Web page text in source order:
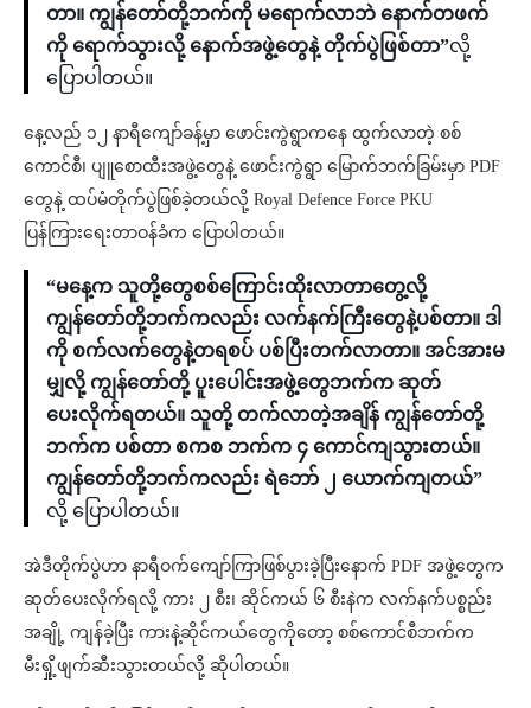
တာ။ ကျွန်တော်တို့ဘက်ကို မရောက်လာဘဲ နောက်တဖက်
ကို ရောက်သွားလို့ နောက်အဖွဲ့တွေနဲ့ တိုက်ပွဲ​ဖြစ်တာ”လို့
ပြောပါတယ်။
နေ့လည် ၁၂ နာရီကျော်ခန့်မှာ ဖောင်းကွဲရွာကနေ ထွက်လာတဲ့ စစ်
ကောင်စီ၊ ပျူစောထီးအဖွဲ့တွေနဲ့ ဖောင်းကွဲရွာ မြောက်ဘက်ခြမ်းမှာ PDF
တွေနဲ့ ထပ်မံတိုက်ပွဲဖြစ်ခဲ့တယ်လို့ Royal Defence Force PKU
ပြန်ကြားရေးတာဝန်ခံက ပြောပါတယ်။
“မနေ့က သူတို့တွေစစ်ကြောင်းထိုးလာတာတွေ့လို့
ကျွန်တော်တို့ဘက်ကလည်း လက်နက်ကြီးတွေနဲ့ပစ်တာ။ ဒါ
ကို စက်လက်တွေနဲ့တရစပ် ပစ်ပြီးတက်လာတာ။ အင်အားမ
မျှလို့ ကျွန်တော်တို့ ပူး​ပေါင်းအဖွဲ့တွေဘက်က ဆုတ်
ပေးလိုက်ရတယ်။ သူတို့ တက်လာတဲ့အချိန် ကျွန်တော်တို့
ဘက်က ပစ်တာ စကစ ဘက်က ၄ ကောင်ကျသွားတယ်။
ကျွန်တော်တို့ဘက်ကလည်း ရဲဘော် ၂ ယောက်ကျတယ်”
လို့ ပြောပါတယ်။
အဲဒီတိုက်ပွဲဟာ နာရီဝက်ကျော်ကြာဖြစ်ပွားခဲ့ပြီးနောက် PDF အဖွဲ့တွေက
ဆုတ်ပေးလိုက်ရလို့ ကား ၂ စီး၊ ဆိုင်ကယ် ၆ စီးနဲက လက်နက်ပစ္စည်း
အချို့ ကျန်ခဲ့ပြီး ကားနဲ့ဆိုင်ကယ်တွေကိုတော့ စစ်ကောင်စီဘက်က
မီးရှို့ဖျက်ဆီးသွားတယ်လို့ ဆိုပါတယ်။